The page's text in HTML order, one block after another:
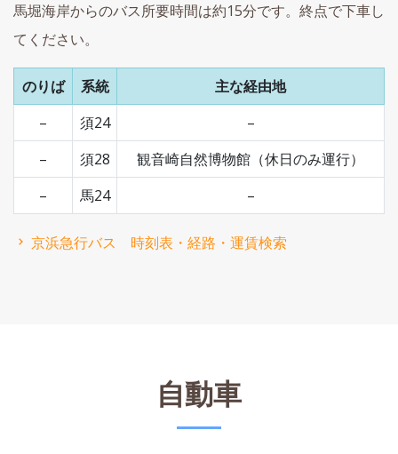
馬堀海岸からのバス所要時間は約15分です。終点で下車し
てください。
のりば 系統
主な経由地
–
須24
–
–
須28
観音崎自然博物館（休日のみ運行）
–
馬24 –
京浜急行バス 時刻表・経路・運賃検索
自動車